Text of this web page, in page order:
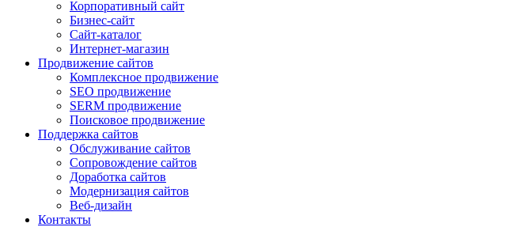
Корпоративный сайт
Бизнес-сайт
Сайт-каталог
Интернет-магазин
Продвижение сайтов
Комплексное продвижение
SEO продвижение
SERM продвижение
Поисковое продвижение
Поддержка сайтов
Обслуживание сайтов
Сопровождение сайтов
Доработка сайтов
Модернизация сайтов
Веб-дизайн
Контакты